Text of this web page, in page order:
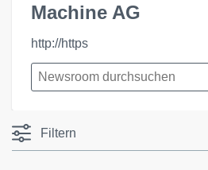
Machine AG
http://https
Filtern